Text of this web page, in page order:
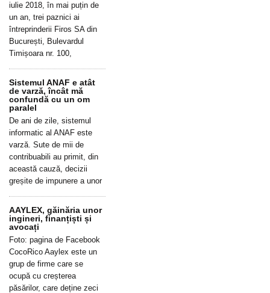
iulie 2018, în mai puțin de
un an, trei paznici ai
întreprinderii Firos SA din
București, Bulevardul
Timișoara nr. 100,
Sistemul ANAF e atât
de varză, încât mă
confundă cu un om
paralel
De ani de zile, sistemul
informatic al ANAF este
varză. Sute de mii de
contribuabili au primit, din
această cauză, decizii
greșite de impunere a unor
AAYLEX, găinăria unor
ingineri, finanțiști și
avocați
Foto: pagina de Facebook
CocoRico Aaylex este un
grup de firme care se
ocupă cu creșterea
păsărilor, care deține zeci